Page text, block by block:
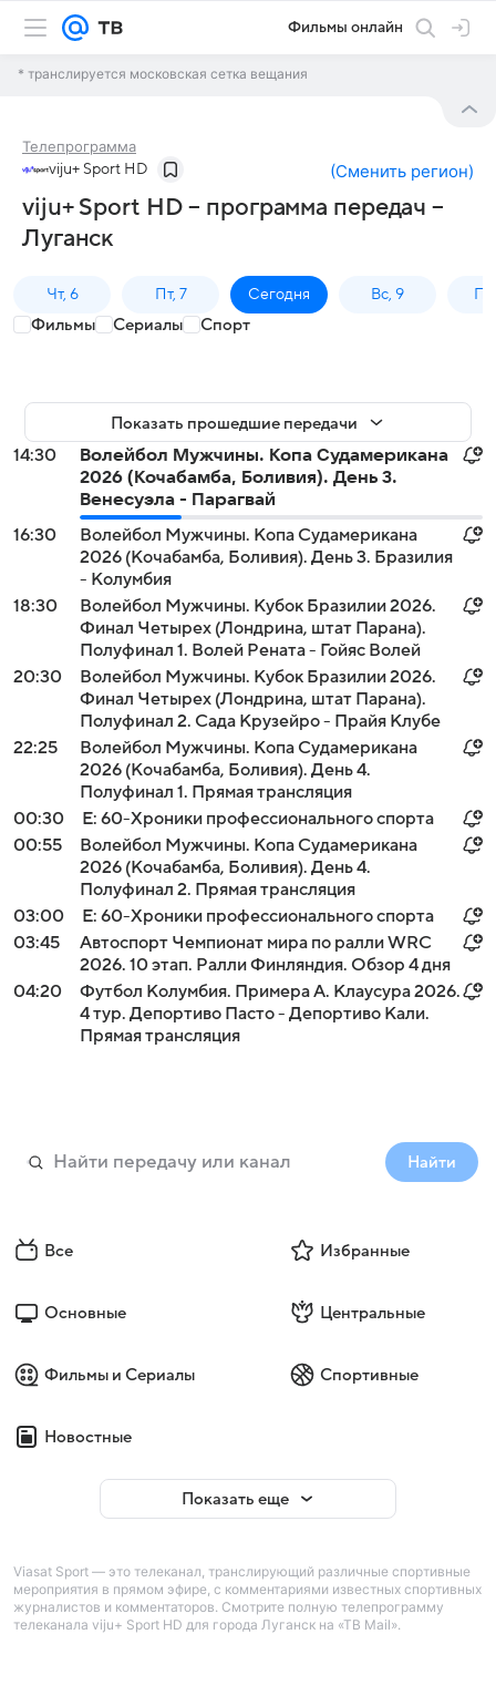
Фильмы онлайн
* транслируется московская сетка вещания
Телепрограмма
viju+ Sport HD (Сменить регион)
viju+ Sport HD – программа передач –
Луганск
Чт, 6 Пт, 7 Сегодня Вс, 9
Фильмы Сериалы Спорт
Показать прошедшие передачи
14:30
Волейбол Мужчины. Копа Судамерикана
2026 (Кочабамба, Боливия). День 3.
Венесуэла - Парагвай
16:30
Волейбол Мужчины. Копа Судамерикана
2026 (Кочабамба, Боливия). День 3. Бразилия
- Колумбия
18:30
Волейбол Мужчины. Кубок Бразилии 2026.
Финал Четырех (Лондрина, штат Парана).
Полуфинал 1. Волей Рената - Гойяс Волей
20:30
Волейбол Мужчины. Кубок Бразилии 2026.
Финал Четырех (Лондрина, штат Парана).
Полуфинал 2. Сада Крузейро - Прайя Клубе
22:25
Волейбол Мужчины. Копа Судамерикана
2026 (Кочабамба, Боливия). День 4.
Полуфинал 1. Прямая трансляция
00:30
Е: 60-Хроники профессионального спорта
00:55
Волейбол Мужчины. Копа Судамерикана
2026 (Кочабамба, Боливия). День 4.
Полуфинал 2. Прямая трансляция
03:00
Е: 60-Хроники профессионального спорта
03:45
Автоспорт Чемпионат мира по ралли WRC
2026. 10 этап. Ралли Финляндия. Обзор 4 дня
04:20
Футбол Колумбия. Примера А. Клаусура 2026.
4 тур. Депортиво Пасто - Депортиво Кали.
Прямая трансляция
Найти
Все Избранные
Основные Центральные
Фильмы и Сериалы Спортивные
Новостные
Показать еще
Viasat Sport — это телеканал, транслирующий различные спортивные
мероприятия в прямом эфире, с комментариями известных спортивных
журналистов и комментаторов. Смотрите полную телепрограмму
телеканала viju+ Sport HD для города Луганск на «ТВ Mail».